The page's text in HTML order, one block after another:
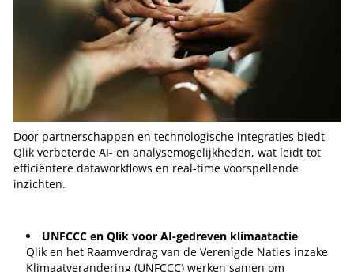
Door partnerschappen en technologische integraties biedt
Qlik verbeterde AI- en analysemogelijkheden, wat leidt tot
efficiëntere dataworkflows en real-time voorspellende
inzichten.
UNFCCC en Qlik voor AI-gedreven klimaatactie
Qlik en het Raamverdrag van de Verenigde Naties inzake
Klimaatverandering (UNFCCC) werken samen om